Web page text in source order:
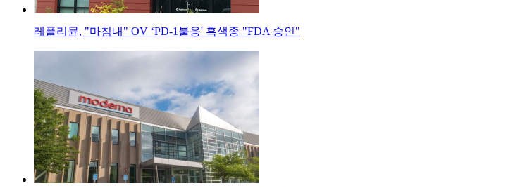
레플리뮨, "마침내" OV ‘PD-1불응' 흑색종 "FDA 승인"